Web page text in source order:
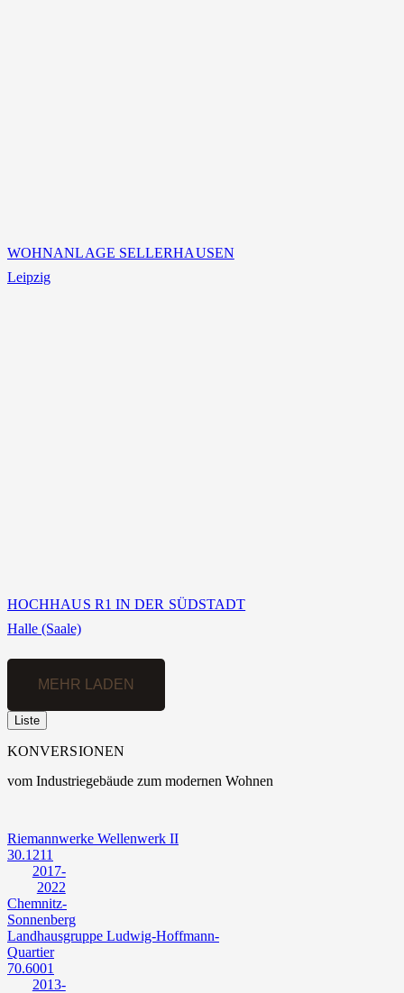
WOHNANLAGE SELLERHAUSEN
Leipzig
HOCHHAUS R1 IN DER SÜDSTADT
Halle (Saale)
MEHR LADEN
Liste
KONVERSIONEN
vom Industriegebäude zum modernen Wohnen
Riemannwerke Wellenwerk II
30.1211
2017-
2022
Chemnitz-
Sonnenberg
Landhausgruppe Ludwig-Hoffmann-
Quartier
70.6001
2013-